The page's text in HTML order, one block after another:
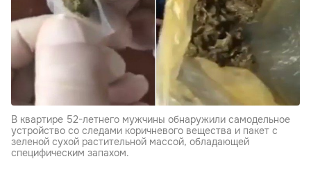
В квартире 52-летнего мужчины обнаружили самодельное
устройство со следами коричневого вещества и пакет с
зеленой сухой растительной массой, обладающей
специфическим запахом.